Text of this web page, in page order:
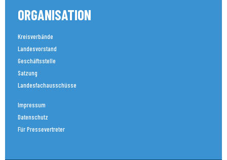
ORGANISATION
Kreisverbände
Landesvorstand
Geschäftsstelle
Satzung
Landesfachausschüsse
Impressum
Datenschutz
Für Pressevertreter